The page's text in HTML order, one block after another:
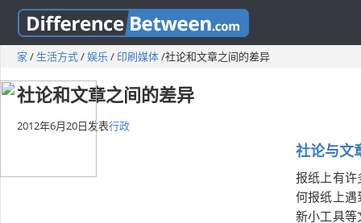
家 / 生活方式/娱乐 / 印刷媒体/社论和文章之间的差异
社论和文章之间的差异
2012年6月20日发表行政
社论与文
报纸上有许
何报纸上遇
新小工具等